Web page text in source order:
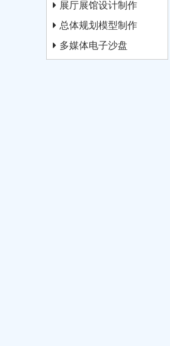
展厅展馆设计制作
总体规划模型制作
多媒体电子沙盘